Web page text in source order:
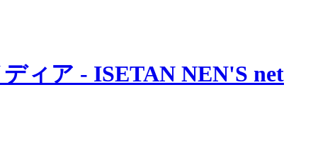
ィア - ISETAN NEN'S net